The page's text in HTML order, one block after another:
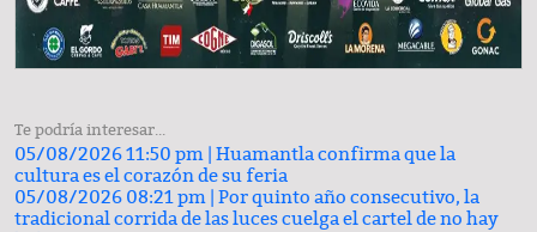
Te podría interesar...
05/08/2026 11:50 pm | Huamantla confirma que la
cultura es el corazón de su feria
05/08/2026 08:21 pm | Por quinto año consecutivo, la
tradicional corrida de las luces cuelga el cartel de no hay